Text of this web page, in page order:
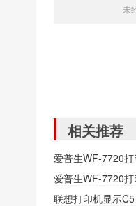
未
相关推荐
爱普生WF-7720
爱普生WF-7720
联想打印机显示